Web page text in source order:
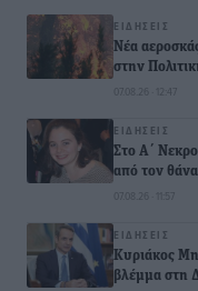
ΕΙΔΉΣΕΙΣ
Νέα
στην
07.08.26 · 12:47
ΕΙΔΉΣΕΙΣ
Στο Α΄
από τον
07.08.26 · 11:57
ΕΙΔΉΣΕΙΣ
Κυριάκος
βλέμμα στη